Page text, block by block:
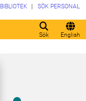
Sök English
BIBLIOTEK SÖK PERSONAL